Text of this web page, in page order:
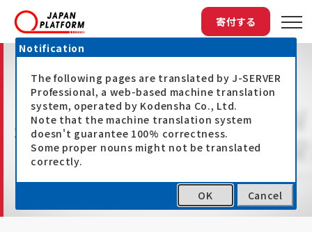
寄付する
最新情報
Notification
The following pages are translated by J-SERVER
Professional, a web-based machine translation
system, operated by Kodensha Co., Ltd.
Note that the machine translation system
doesn't guarantee 100% correctness.
Some proper nouns might not be translated
correctly.
OK Cancel